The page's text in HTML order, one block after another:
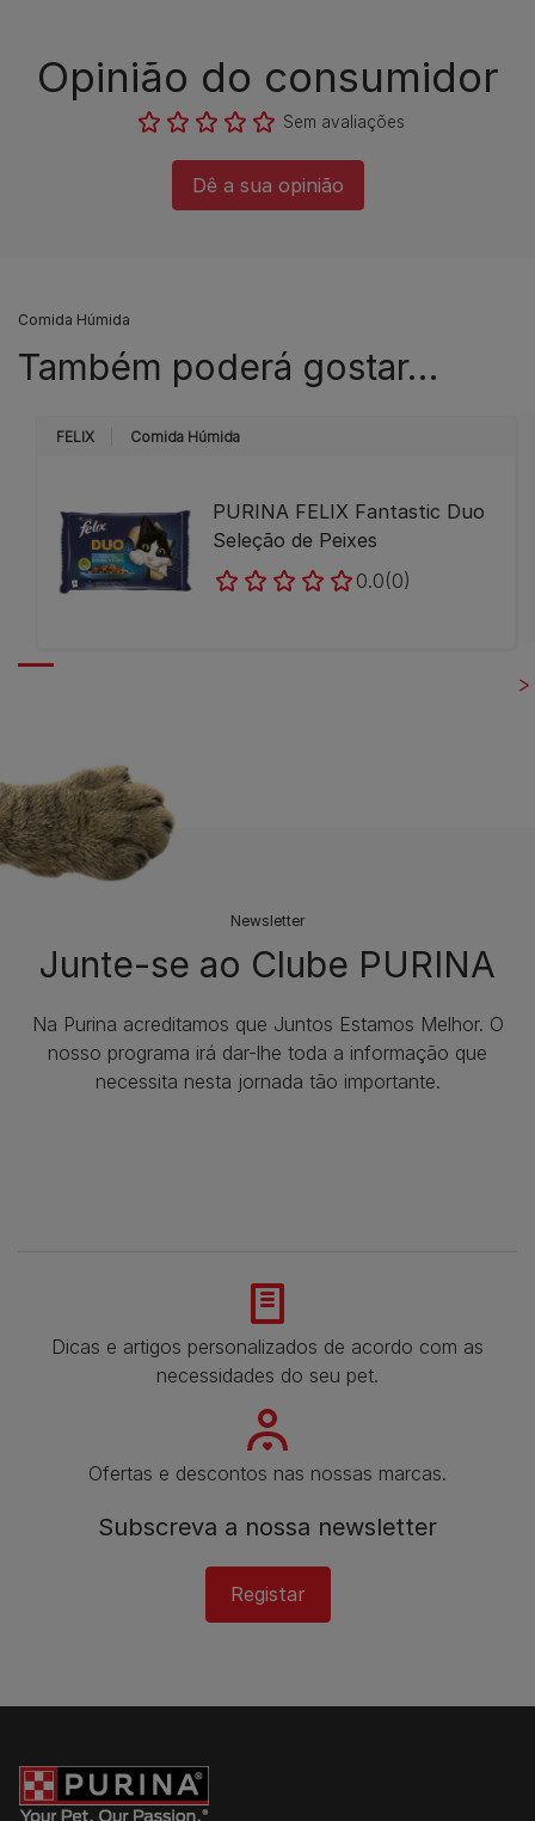
Opinião do consumidor​
Sem avaliações​
Dê a sua opinião​
Comida Húmida
Também poderá gostar…
FELIX Comida Húmida
PURINA FELIX Fantastic Duo
Seleção de Peixes
0.0(0)
Newsletter
Junte-se ao Clube PURINA
Na Purina acreditamos que Juntos Estamos Melhor. O
nosso programa irá dar-lhe toda a informação que
necessita nesta jornada tão importante.
Dicas e artigos personalizados de acordo com as
necessidades do seu pet.
Ofertas e descontos nas nossas marcas.
Subscreva a nossa newsletter
Registar